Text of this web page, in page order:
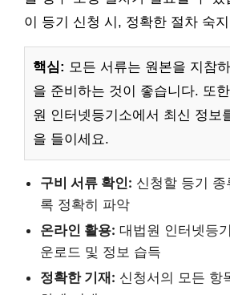
이 등기 신청 시, 정확한 절차 숙
핵심: 모든 서류는 원본을 지참
을 준비하는 것이 좋습니다. 또
원 인터넷등기소에서 최신 정보
을 들이세요.
구비 서류 확인: 신청할 등기
록 정확히 파악
온라인 활용: 대법원 인터넷등
운로드 및 정보 습득
정확한 기재: 신청서의 모든 항